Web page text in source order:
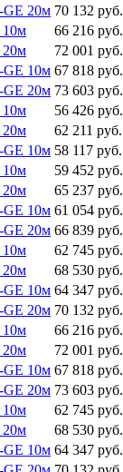
GE 20м 70 132 руб.
10м
66 216 руб.
20м
72 001 руб.
GE 10м 67 818 руб.
GE 20м 73 603 руб.
10м
56 426 руб.
20м
62 211 руб.
GE 10м 58 117 руб.
10м
59 452 руб.
20м
65 237 руб.
GE 10м 61 054 руб.
GE 20м 66 839 руб.
10м
62 745 руб.
20м
68 530 руб.
GE 10м 64 347 руб.
GE 20м 70 132 руб.
10м
66 216 руб.
20м
72 001 руб.
GE 10м 67 818 руб.
GE 20м 73 603 руб.
10м
62 745 руб.
20м
68 530 руб.
GE 10м 64 347 руб.